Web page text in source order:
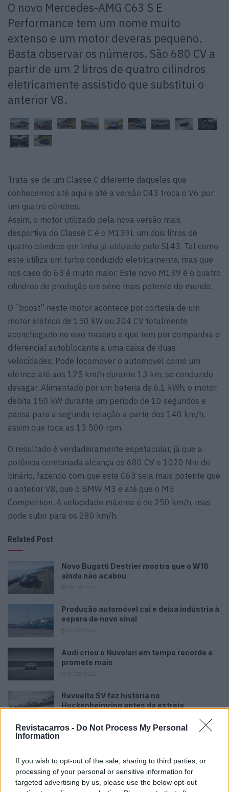
Revistacarros - Do Not Process My Personal
Information
If you wish to opt-out of the sale, sharing to third parties, or
processing of your personal or sensitive information for
targeted advertising by us, please use the below opt-out
O novo Mercedes-AMG C63 S E
Performance tem um nome muito
extenso e um motor deveras pequeno.
Basta observar os números. São 680 CV a
partir de um 2 litros de quatro cilindros
eletricamente assistido que substitui o
anterior V8.
Trata-se de um Classe C diferente daqueles que
conhecemos até aqui e até a versão C43 troca o V6 por
um quatro cilindros.
Assim, o motor utilizado pela nova versão mais
desportiva do Classe C é o M139L um dois litros de
quatro cilindros em linha já utilizado pelo SL43. Tal como
este utiliza um turbo conduzido eletricamente, mas que
nos caso do 63 é muito maior. Este novo M139 é o quatro
cilindros de produção em série mais potente do mundo.
O “boost” neste motor acontece por cortesia de um
motor elétrico de 150 kW ou 204 CV totalmente
aconchegado no eixo traseiro e que tem por companhia o
diferencial autoblocante a uma caixa de duas
velocidades. Pode locomover o automovel como um
elétrico até aos 125 km/h durante 13 km, se conduzido
devagar. Alimentado por um bateria de 6.1 kWh, o motor
debita 150 kW durante um período de 10 segundos e
passa para a segunda relação a partir dos 140 km/h,
assim que toca as 13 500 rpm.
O resultado é verdadeiramente espetacular, já que a
potência combinada alcança os 680 CV e 1020 Nm de
binário, fazendo com que este C63 seja mais potente que
o anterior V8, que o BMW M3 e até que o M5
Competition. A velocidade máxima é de 250 km/h, mas
pode subir para os 280 km/h.
Related Post
Novo Bugatti Destrier mostra que o W16
ainda não acabou
Produção automóvel cai e deixa indústria à
espera de novo sinal
Audi criou o Nuvolari em tempo recorde e
promete mais
Revuelto SV faz história no
Hockenheimring antes da estreia
Tags: C63 S E Mercedes-AMG